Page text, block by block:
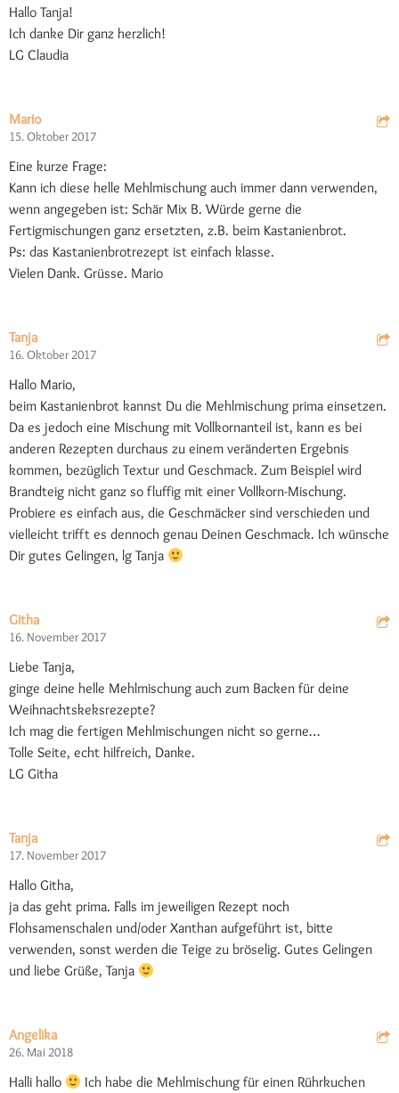
Hallo Tanja!
Ich danke Dir ganz herzlich!
LG Claudia
Mario
15. Oktober 2017
Eine kurze Frage:
Kann ich diese helle Mehlmischung auch immer dann verwenden,
wenn angegeben ist: Schär Mix B. Würde gerne die
Fertigmischungen ganz ersetzten, z.B. beim Kastanienbrot.
Ps: das Kastanienbrotrezept ist einfach klasse.
Vielen Dank. Grüsse. Mario
Tanja
16. Oktober 2017
Hallo Mario,
beim Kastanienbrot kannst Du die Mehlmischung prima einsetzen.
Da es jedoch eine Mischung mit Vollkornanteil ist, kann es bei
anderen Rezepten durchaus zu einem veränderten Ergebnis
kommen, bezüglich Textur und Geschmack. Zum Beispiel wird
Brandteig nicht ganz so fluffig mit einer Vollkorn-Mischung.
Probiere es einfach aus, die Geschmäcker sind verschieden und
vielleicht trifft es dennoch genau Deinen Geschmack. Ich wünsche
Dir gutes Gelingen, lg Tanja
Githa
16. November 2017
Liebe Tanja,
ginge deine helle Mehlmischung auch zum Backen für deine
Weihnachtskeksrezepte?
Ich mag die fertigen Mehlmischungen nicht so gerne…
Tolle Seite, echt hilfreich, Danke.
LG Githa
Tanja
17. November 2017
Hallo Githa,
ja das geht prima. Falls im jeweiligen Rezept noch
Flohsamenschalen und/oder Xanthan aufgeführt ist, bitte
verwenden, sonst werden die Teige zu bröselig. Gutes Gelingen
und liebe Grüße, Tanja
Angelika
26. Mai 2018
Halli hallo
Ich habe die Mehlmischung für einen Rührkuchen